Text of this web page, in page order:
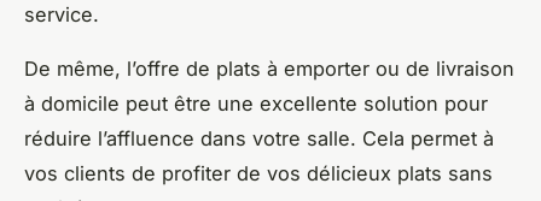
service.
De même, l’offre de plats à emporter ou de livraison
à domicile peut être une excellente solution pour
réduire l’affluence dans votre salle. Cela permet à
vos clients de profiter de vos délicieux plats sans